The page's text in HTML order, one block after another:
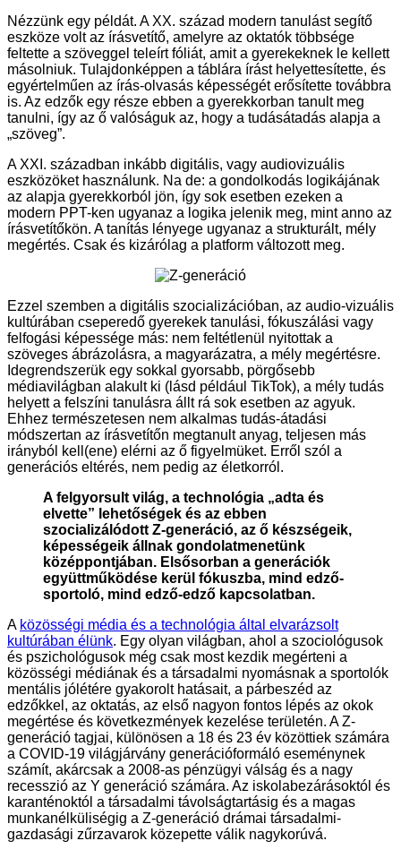
Nézzünk egy példát. A XX. század modern tanulást segítő
eszköze volt az írásvetítő, amelyre az oktatók többsége
feltette a szöveggel teleírt fóliát, amit a gyerekeknek le kellett
másolniuk. Tulajdonképpen a táblára írást helyettesítette, és
egyértelműen az írás-olvasás képességét erősítette továbbra
is. Az edzők egy része ebben a gyerekkorban tanult meg
tanulni, így az ő valóságuk az, hogy a tudásátadás alapja a
„szöveg”.
A XXI. században inkább digitális, vagy audiovizuális
eszközöket használunk. Na de: a gondolkodás logikájának
az alapja gyerekkorból jön, így sok esetben ezeken a
modern PPT-ken ugyanaz a logika jelenik meg, mint anno az
írásvetítőkön. A tanítás lényege ugyanaz a strukturált, mély
megértés. Csak és kizárólag a platform változott meg.
Ezzel szemben a digitális szocializációban, az audio-vizuális
kultúrában cseperedő gyerekek tanulási, fókuszálási vagy
felfogási képessége más: nem feltétlenül nyitottak a
szöveges ábrázolásra, a magyarázatra, a mély megértésre.
Idegrendszerük egy sokkal gyorsabb, pörgősebb
médiavilágban alakult ki (lásd például TikTok), a mély tudás
helyett a felszíni tanulásra állt rá sok esetben az agyuk.
Ehhez természetesen nem alkalmas tudás-átadási
módszertan az írásvetítőn megtanult anyag, teljesen más
irányból kell(ene) elérni az ő figyelmüket. Erről szól a
generációs eltérés, nem pedig az életkorról.
A felgyorsult világ, a technológia „adta és
elvette” lehetőségek és az ebben
szocializálódott Z-generáció, az ő készségeik,
képességeik állnak gondolatmenetünk
középpontjában. Elsősorban a generációk
együttműködése kerül fókuszba, mind edző-
sportoló, mind edző-edző kapcsolatban.
A közösségi média és a technológia által elvarázsolt
kultúrában élünk. Egy olyan világban, ahol a szociológusok
és pszichológusok még csak most kezdik megérteni a
közösségi médiának és a társadalmi nyomásnak a sportolók
mentális jólétére gyakorolt ​​hatásait, a párbeszéd az
edzőkkel, az oktatás, az első nagyon fontos lépés az okok
megértése és következmények kezelése területén. A Z-
generáció tagjai, különösen a 18 és 23 év közöttiek számára
a COVID-19 világjárvány generációformáló eseménynek
számít, akárcsak a 2008-as pénzügyi válság és a nagy
recesszió az Y generáció számára. Az iskolabezárásoktól és
karanténoktól a társadalmi távolságtartásig és a magas
munkanélküliségig a Z-generáció drámai társadalmi-
gazdasági zűrzavarok közepette válik nagykorúvá.